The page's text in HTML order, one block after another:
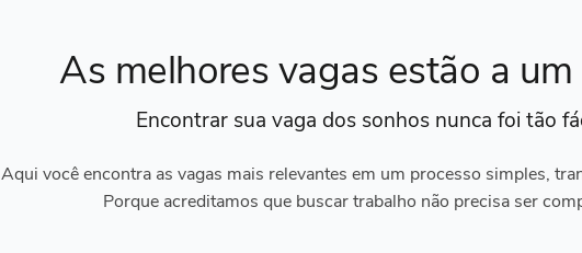
As melhores vagas estão a
Encontrar sua vaga dos sonhos nunca foi tão
Aqui você encontra as vagas mais relevantes em um processo simples,
Porque acreditamos que buscar trabalho não precisa ser